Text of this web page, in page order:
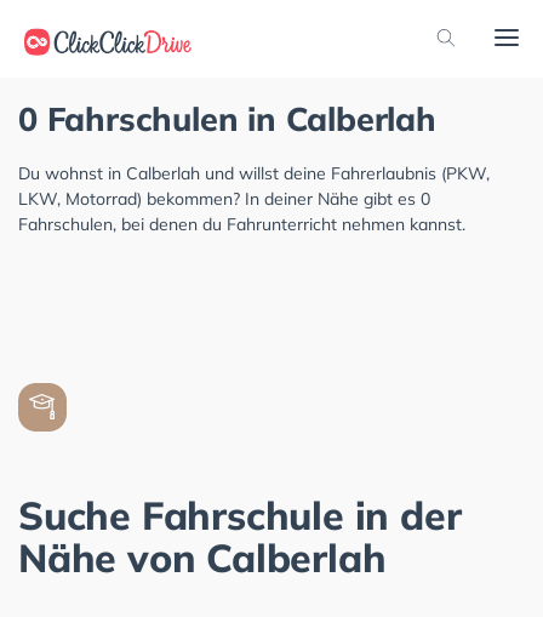
0 Fahrschulen in Calberlah
Du wohnst in Calberlah und willst deine Fahrerlaubnis (PKW,
LKW, Motorrad) bekommen? In deiner Nähe gibt es 0
Fahrschulen, bei denen du Fahrunterricht nehmen kannst.
Suche Fahrschule in der
Nähe von Calberlah